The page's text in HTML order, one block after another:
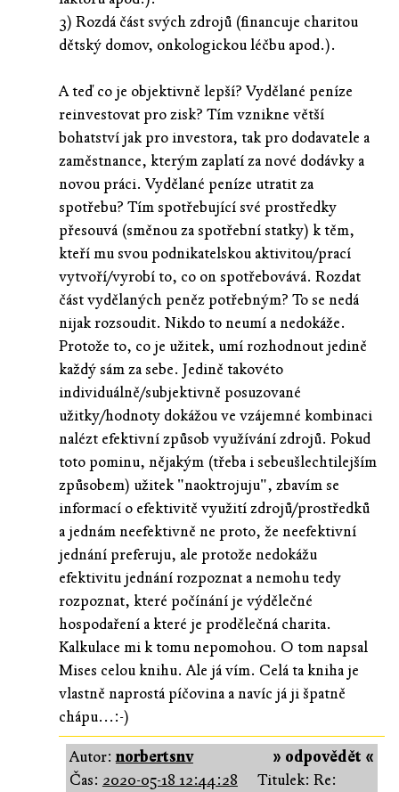
3) Rozdá část svých zdrojů (financuje charitou
dětský domov, onkologickou léčbu apod.).
A teď co je objektivně lepší? Vydělané peníze
reinvestovat pro zisk? Tím vznikne větší
bohatství jak pro investora, tak pro dodavatele a
zaměstnance, kterým zaplatí za nové dodávky a
novou práci. Vydělané peníze utratit za
spotřebu? Tím spotřebující své prostředky
přesouvá (směnou za spotřební statky) k těm,
kteří mu svou podnikatelskou aktivitou/prací
vytvoří/vyrobí to, co on spotřebovává. Rozdat
část vydělaných peněz potřebným? To se nedá
nijak rozsoudit. Nikdo to neumí a nedokáže.
Protože to, co je užitek, umí rozhodnout jedině
každý sám za sebe. Jedině takovéto
individuálně/subjektivně posuzované
užitky/hodnoty dokážou ve vzájemné kombinaci
nalézt efektivní způsob využívání zdrojů. Pokud
toto pominu, nějakým (třeba i sebeušlechtilejším
způsobem) užitek "naoktrojuju", zbavím se
informací o efektivitě využití zdrojů/prostředků
a jednám neefektivně ne proto, že neefektivní
jednání preferuju, ale protože nedokážu
efektivitu jednání rozpoznat a nemohu tedy
rozpoznat, které počínání je výdělečné
hospodaření a které je prodělečná charita.
Kalkulace mi k tomu nepomohou. O tom napsal
Mises celou knihu. Ale já vím. Celá ta kniha je
vlastně naprostá píčovina a navíc já ji špatně
chápu...:-)
» odpovědět «
Autor:norbertsnv
Čas: 2020-05-18 12:44:28
Titulek: Re: